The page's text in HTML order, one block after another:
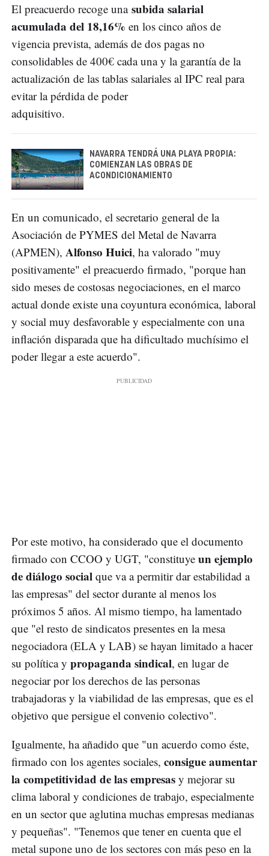
El preacuerdo recoge una subida salarial
acumulada del 18,16% en los cinco años de
vigencia prevista, además de dos pagas no
consolidables de 400€ cada una y la garantía de la
actualización de las tablas salariales al IPC real para
evitar la pérdida de poder
adquisitivo.
NAVARRA TENDRÁ UNA PLAYA PROPIA:
COMIENZAN LAS OBRAS DE
ACONDICIONAMIENTO
En un comunicado, el secretario general de la
Asociación de PYMES del Metal de Navarra
(APMEN), Alfonso Huici, ha valorado "muy
positivamente" el preacuerdo firmado, "porque han
sido meses de costosas negociaciones, en el marco
actual donde existe una coyuntura económica, laboral
y social muy desfavorable y especialmente con una
inflación disparada que ha dificultado muchísimo el
poder llegar a este acuerdo".
Por este motivo, ha considerado que el documento
firmado con CCOO y UGT, "constituye un ejemplo
de diálogo social que va a permitir dar estabilidad a
las empresas" del sector durante al menos los
próximos 5 años. Al mismo tiempo, ha lamentado
que "el resto de sindicatos presentes en la mesa
negociadora (ELA y LAB) se hayan limitado a hacer
su política y propaganda sindical, en lugar de
negociar por los derechos de las personas
trabajadoras y la viabilidad de las empresas, que es el
objetivo que persigue el convenio colectivo".
Igualmente, ha añadido que "un acuerdo como éste,
firmado con los agentes sociales, consigue aumentar
la competitividad de las empresas y mejorar su
clima laboral y condiciones de trabajo, especialmente
en un sector que aglutina muchas empresas medianas
y pequeñas". "Tenemos que tener en cuenta que el
metal supone uno de los sectores con más peso en la